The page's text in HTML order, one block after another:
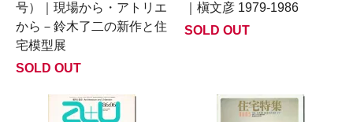
号）｜現場から・アトリエ
から－鈴木了二の新作と住
宅模型展
SOLD OUT
｜槇文彦 1979-1986
SOLD OUT